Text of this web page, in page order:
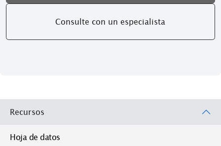
Consulte con un especialista
Recursos
Hoja de datos